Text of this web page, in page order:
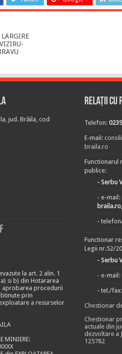
jud. Brăila, cod
la art. 2 alin. 1
si b) din Hotararea
aprobarea procedurii
prin
a resurselor
MINIERE:
Relații cu
Telefon:
E-mail:
braila.ro
Functionarul
publice:
- Serbu
- e-mail:
-
Functionar
Legii nr.52/
- Serbu
- e-mail:
- tel./
Chestionar
Chestionar
actuale din
dezvoltare a
125782